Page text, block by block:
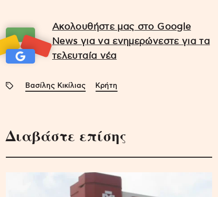
Ακολουθήστε μας στο Google
News για να ενημερώνεστε για τα
τελευταία νέα
Βασίλης Κικίλιας Κρήτη
Διαβάστε επίσης